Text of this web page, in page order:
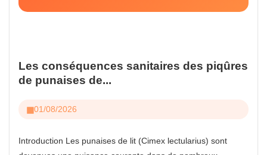
Les conséquences sanitaires des piqûres
de punaises de...
01/08/2026
Introduction Les punaises de lit (Cimex lectularius) sont